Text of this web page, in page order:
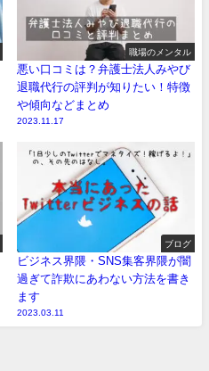
職場のメンタル
悪い口コミは？弁護士法人みやび
退職代行の評判が知りたい！特徴
や傾向などまとめ
2023.11.17
ブログ
ビジネス界隈・SNS集客界隈が闇
過ぎて詐欺にあわない方法を書き
ます
2023.03.11